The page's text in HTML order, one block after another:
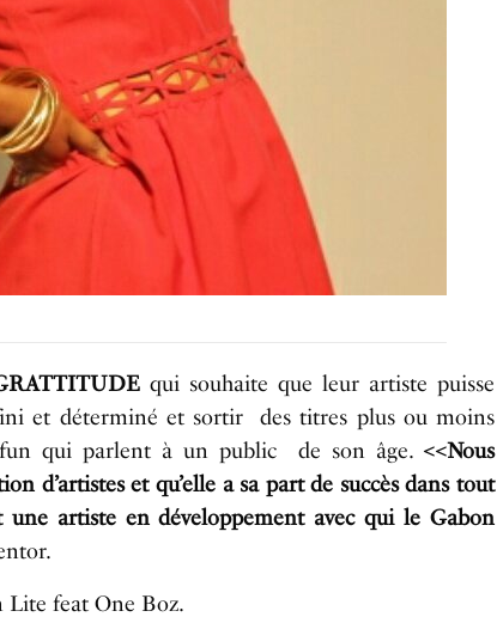
qui souhaite que leur artiste puisse
et déterminé et sortir des titres plus ou moins
fun qui parlent à un public de son âge. <<Nous
d’artistes et qu’elle a sa part de succès dans tout
artiste en développement avec qui le Gabon
Lite feat One Boz.